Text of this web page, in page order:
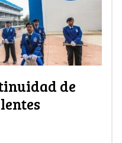
de